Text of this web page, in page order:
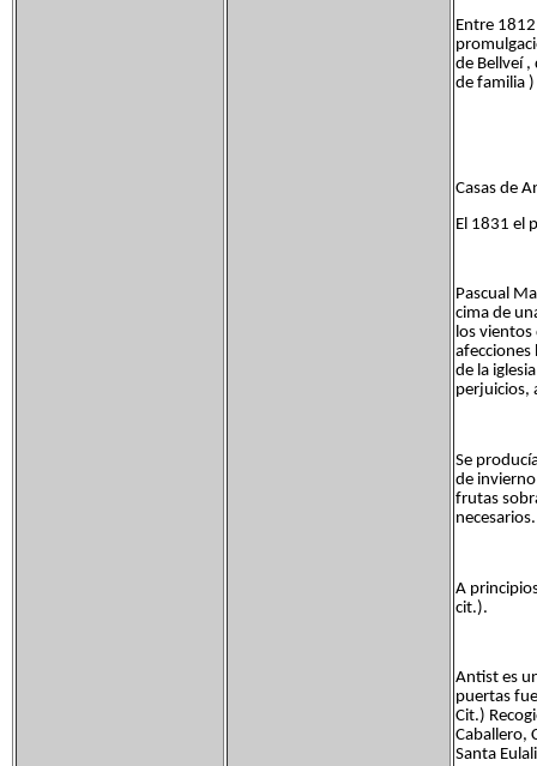
Entre
de Bellveí
de familia
Casas de
El 1831 el
Pascual
cima de
los vientos
afecciones
de la
perjuicios,
Se
de
frutas
A
cit.).
Antist es
puertas
Cit.)
Caballero,
Santa